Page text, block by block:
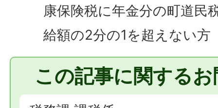
康保険税に年金分の町道民
給額の2分の1を超えない方
この記事に関する